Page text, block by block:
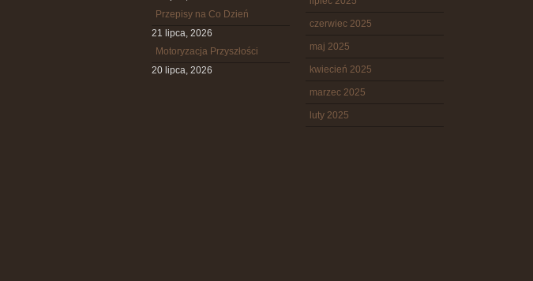
Przepisy na Co Dzień
21 lipca, 2026
Motoryzacja Przyszłości
20 lipca, 2026
czerwiec 2025
maj 2025
kwiecień 2025
marzec 2025
luty 2025